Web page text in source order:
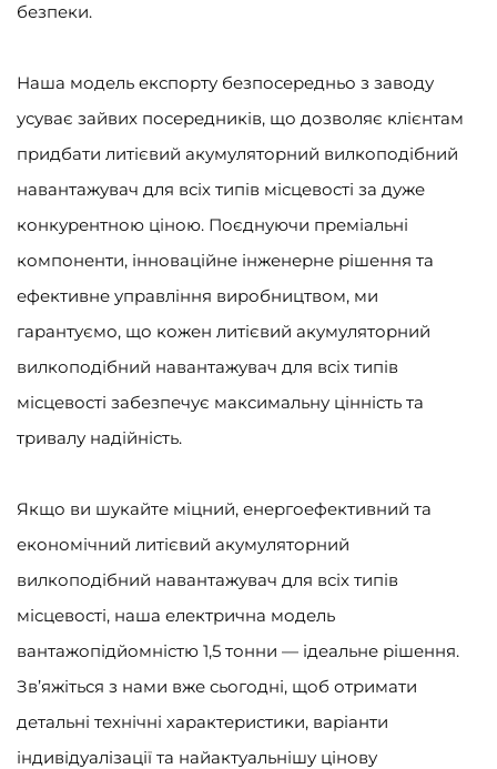
безпеки.
Наша модель експорту безпосередньо з заводу
усуває зайвих посередників, що дозволяє клієнтам
придбати литієвий акумуляторний вилкоподібний
навантажувач для всіх типів місцевості за дуже
конкурентною ціною. Поєднуючи преміальні
компоненти, інноваційне інженерне рішення та
ефективне управління виробництвом, ми
гарантуємо, що кожен литієвий акумуляторний
вилкоподібний навантажувач для всіх типів
місцевості забезпечує максимальну цінність та
тривалу надійність.
Якщо ви шукайте міцний, енергоефективний та
економічний литієвий акумуляторний
вилкоподібний навантажувач для всіх типів
місцевості, наша електрична модель
вантажопідйомністю 1,5 тонни — ідеальне рішення.
Зв’яжіться з нами вже сьогодні, щоб отримати
детальні технічні характеристики, варіанти
індивідуалізації та найактуальнішу цінову